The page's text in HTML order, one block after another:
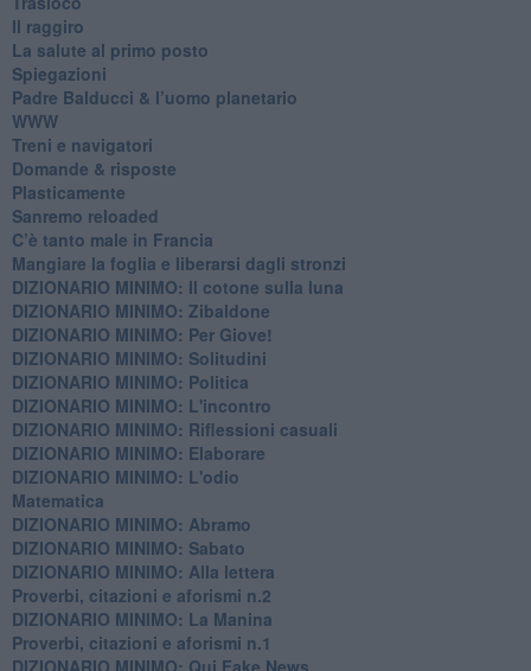
Il raggiro
​La salute al primo posto
Spiegazioni
Padre Balducci & l’uomo planetario
WWW
​Treni e navigatori
​Domande & risposte
​Plasticamente
Sanremo reloaded
C’è tanto male in Francia
​Mangiare la foglia e liberarsi dagli stronzi
DIZIONARIO MINIMO: Il cotone sulla luna
DIZIONARIO MINIMO: Zibaldone
DIZIONARIO MINIMO: Per Giove!
DIZIONARIO MINIMO: Solitudini
DIZIONARIO MINIMO: Politica
DIZIONARIO MINIMO: L'incontro
DIZIONARIO MINIMO: Riflessioni casuali
DIZIONARIO MINIMO: Elaborare
DIZIONARIO MINIMO: L'odio
​Matematica
DIZIONARIO MINIMO: Abramo
DIZIONARIO MINIMO: Sabato
​DIZIONARIO MINIMO: Alla lettera
Proverbi, citazioni e aforismi n.2
DIZIONARIO MINIMO: La Manina
​Proverbi, citazioni e aforismi n.1
DIZIONARIO MINIMO: Qui Fake News